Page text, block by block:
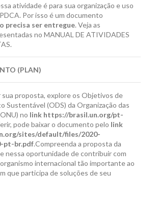
atividade é para sua organização e uso
Por isso é um documento
precisa ser entregue. Veja as
no MANUAL DE ATIVIDADES
(PLAN)
proposta, explore os Objetivos de
Sustentável (ODS) da Organização das
no link https://brasil.un.org/pt-
pode baixar o documento pelo link
sites/default/files/2020-
pt-br.pdf.Compreenda a proposta da
nessa oportunidade de contribuir com
internacional tão importante ao
que participa de soluções de seu